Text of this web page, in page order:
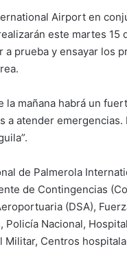
Airport en
este martes 15
prueba y ensayar los
la mañana habrá un
a atender
de Palmerola
de Contingencias
(DSA),
Nacional,
Militar, Centros